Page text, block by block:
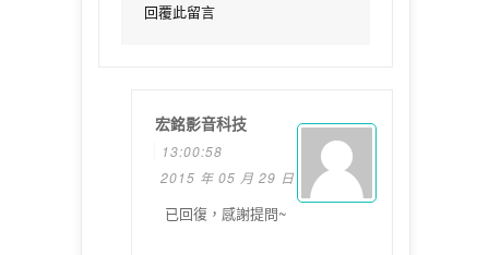
回覆此留言
宏銘影音科技
13:00:58
2015 年 05 月 29 日
已回復，感謝提問~